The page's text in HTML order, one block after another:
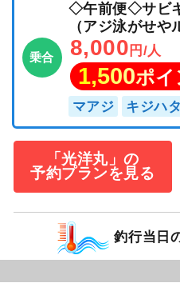
乗合
◇午前便◇サビ
（アジ泳がせや
8,000 円/人
1,500ポイ
マアジ キジハタ
「光洋丸」の
予約プランを見る
釣行当日